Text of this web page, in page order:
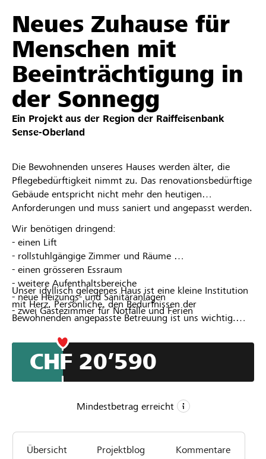
Anmelden
Registrieren
DE FR IT
Neues Zuhause für
Menschen mit
Beeinträchtigung in
der Sonnegg
Ein Projekt aus der Region der Raiffeisenbank
Sense-Oberland
Die Bewohnenden unseres Hauses werden älter, die
Pflegebedürftigkeit nimmt zu. Das renovationsbedürftige
Gebäude entspricht nicht mehr den heutigen
Anforderungen und muss saniert und angepasst werden.
Wir benötigen dringend:
- einen Lift
- rollstuhlgängige Zimmer und Räume
- einen grösseren Essraum
- weitere Aufenthaltsbereiche
- neue Heizungs- und Sanitäranlagen
- zwei Gästezimmer für Notfälle und Ferien
Unser idyllisch gelegenes Haus ist eine kleine Institution
mit Herz. Persönliche, den Bedürfnissen der
Bewohnenden angepasste Betreuung ist uns wichtig.
erfüllen kann, ist der Umbau dringend nötig.
CHF 20’590
Mindestbetrag erreicht
CHF 20’000
Mindestbetrag
Übersicht Projektblog Kommentare